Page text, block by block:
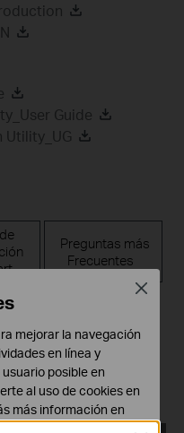
Guide
Utility_UG
Preguntas más
Frecuentes
mejorar la navegación
en línea y
posible en
al uso de cookies en
más información en
Close